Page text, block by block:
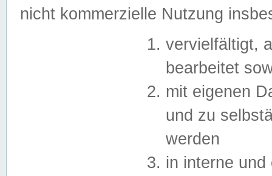
nicht kommerzielle Nutzung
vervielfältigt,
bearbeitet
mit eigenen
und zu
werden
in interne